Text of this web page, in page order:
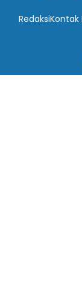
RedaksiKontak